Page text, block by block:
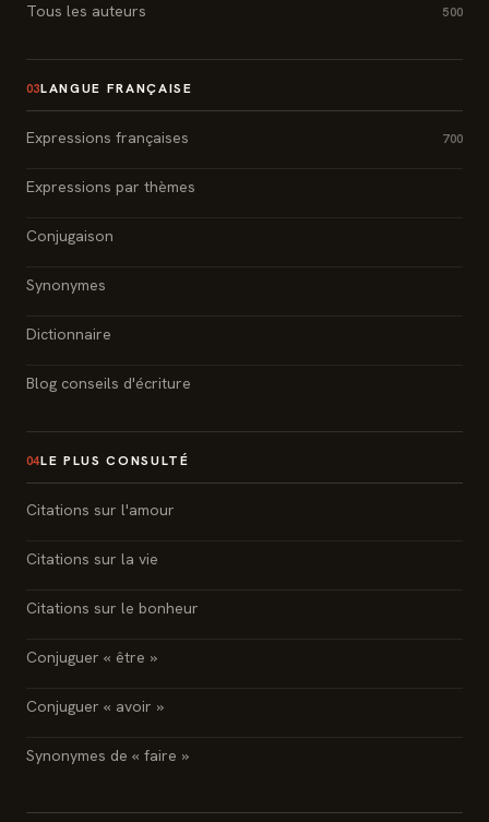
Tous les auteurs 500
03LANGUE FRANÇAISE
Expressions françaises 700
Expressions par thèmes
Conjugaison
Synonymes
Dictionnaire
Blog conseils d'écriture
04LE PLUS CONSULTÉ
Citations sur l'amour
Citations sur la vie
Citations sur le bonheur
Conjuguer « être »
Conjuguer « avoir »
Synonymes de « faire »